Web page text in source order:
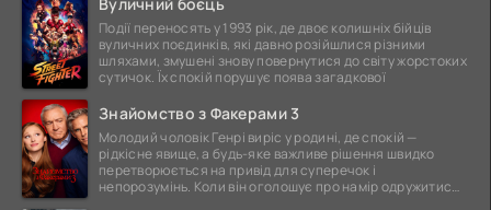
Події переносять у 1993 рік, де двоє колишніх бійців
вуличних поєдинків, які давно розійшлися різними
шляхами, змушені знову повернутися до світу жорстоких
сутичок. Їх спокій порушує поява загадкової
Знайомство з Факерами 3
Молодий чоловік Генрі виріс у родині, де спокій —
рідкісне явище, а будь-яке важливе рішення швидко
перетворюється на привід для суперечок і
непорозумінь. Коли він оголошує про намір одружитися,